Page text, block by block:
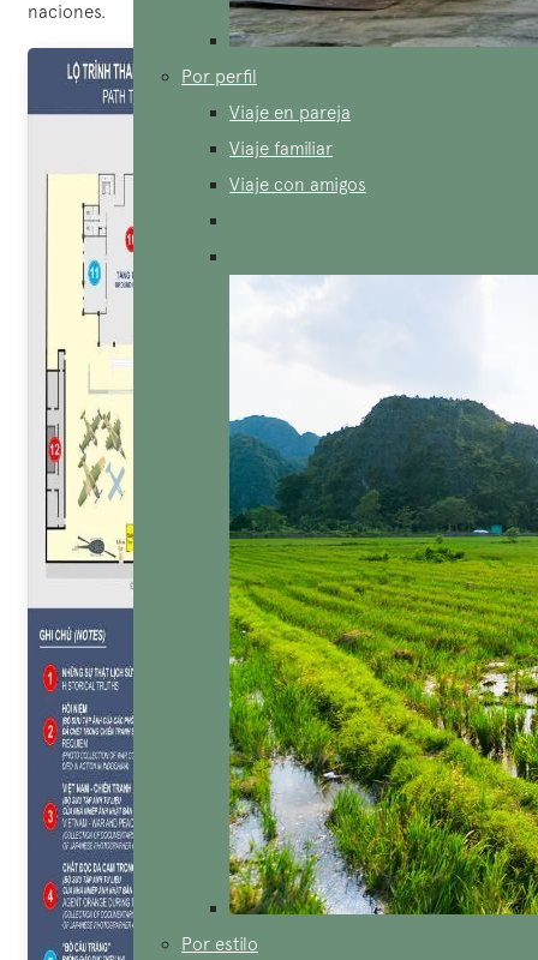
Por perfil
Viaje en pareja
Viaje familiar
Viaje con amigos
Por estilo
naciones.